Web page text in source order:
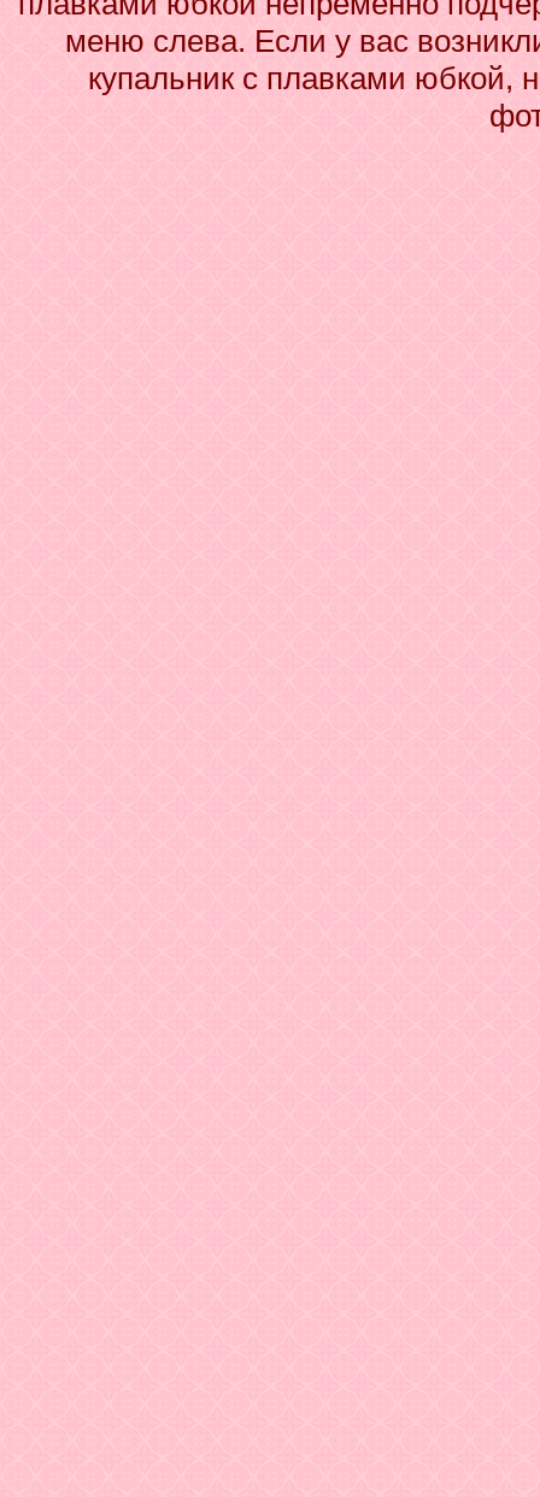
меню слева. Если у вас
купальник с плавками юбкой,